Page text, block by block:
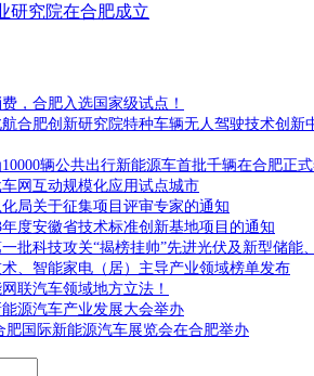
研究院在合肥成立
，合肥入选国家级试点！
合肥创新研究院特种车辆无人驾驶技术创新
辆公共出行新能源车首批千辆在合肥正
网互动规模化应用试点城市
局关于征集项目评审专家的通知
度安徽省技术标准创新基地项目的通知
批科技攻关“揭榜挂帅”先进光伏及新型储能
、智能家电（居）主导产业领域榜单发布
联汽车领域地方立法！
源汽车产业发展大会举办
肥国际新能源汽车展览会在合肥举办